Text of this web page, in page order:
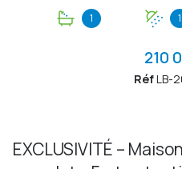
1 1
210
RéfLB-
EXCLUSIVITÉ –